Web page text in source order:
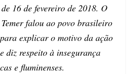
16 de fevereiro de 2018. O
falou ao povo brasileiro
explicar o motivo da ação
diz respeito à insegurança
e fluminenses.